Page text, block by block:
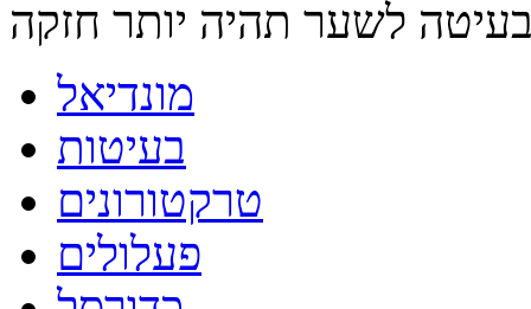
מונדיאל
בעיטות
טרקטורונים
פעלולים